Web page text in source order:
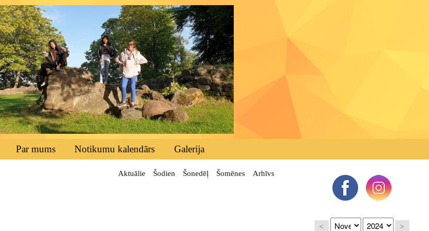
Par mums Notikumu kalendārs Galerija
Aktuālie Šodien Šonedēļ Šomēnes Arhīvs
< >